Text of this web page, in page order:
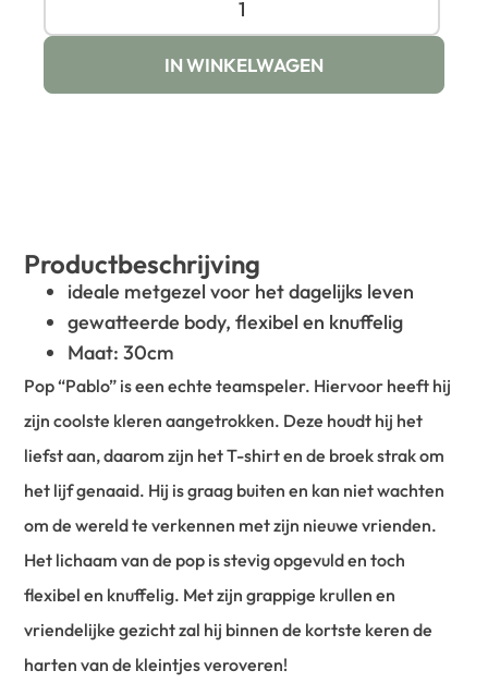
IN WINKELWAGEN
Productbeschrijving
ideale metgezel voor het dagelijks leven
gewatteerde body, flexibel en knuffelig
Maat: 30cm
Pop “Pablo” is een echte teamspeler. Hiervoor heeft hij
zijn coolste kleren aangetrokken. Deze houdt hij het
liefst aan, daarom zijn het T-shirt en de broek strak om
het lijf genaaid. Hij is graag buiten en kan niet wachten
om de wereld te verkennen met zijn nieuwe vrienden.
Het lichaam van de pop is stevig opgevuld en toch
flexibel en knuffelig. Met zijn grappige krullen en
vriendelijke gezicht zal hij binnen de kortste keren de
harten van de kleintjes veroveren!